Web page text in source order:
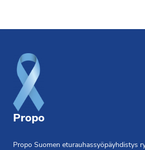
Propo
Propo Suomen eturauhassyöpäyhdistys